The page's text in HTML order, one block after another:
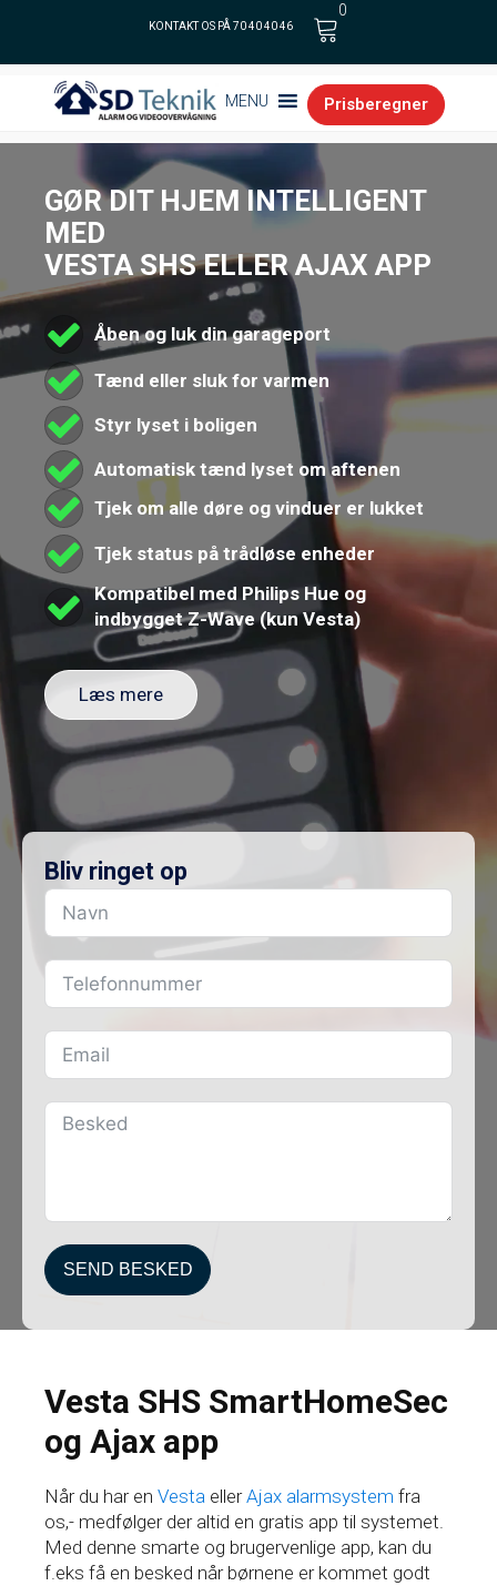
KONTAKT OS PÅ 70 40 40 46
0
MENU Prisberegner
GØR DIT HJEM INTELLIGENT
MED
VESTA SHS ELLER AJAX APP
Åben og luk din garageport
Tænd eller sluk for varmen
Styr lyset i boligen
Automatisk tænd lyset om aftenen
Tjek om alle døre og vinduer er lukket
Tjek status på trådløse enheder
Kompatibel med Philips Hue og
indbygget Z-Wave (kun Vesta)
Læs mere
Bliv ringet op
SEND BESKED
Vesta SHS SmartHomeSec
og Ajax app
Når du har en Vesta ellerAjax alarmsystem fra
os,- medfølger der altid en gratis app til systemet.
Med denne smarte og brugervenlige app, kan du
f.eks få en besked når børnene er kommet godt